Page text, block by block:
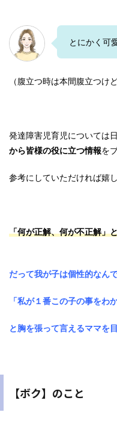
とにかく可
（腹立つ時は本間腹立つけど
発達障害児育児については
から皆様の役に立つ情報を
参考にしていただければ嬉し
「何が正解、何が不正解」
だって我が子は個性的なん
「私が１番この子の事をわ
と胸を張って言えるママを
【ボク】のこと